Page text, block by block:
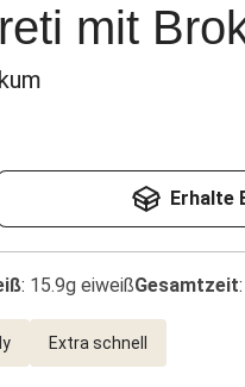
mit
Erhalte
: 15.9g eiweißGesamtzeit:
Extra schnell